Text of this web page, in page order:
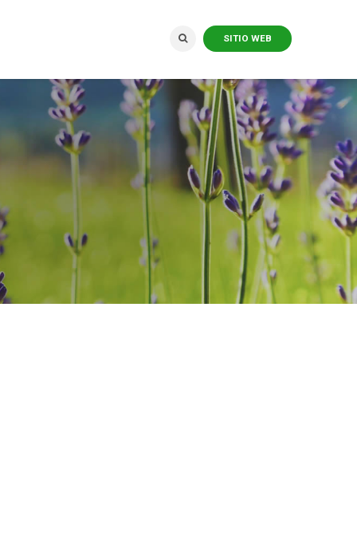
SITIO WEB